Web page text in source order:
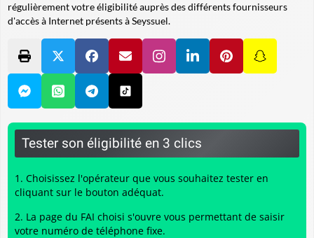
régulièrement votre éligibilité auprès des différents fournisseurs
d'accès à Internet présents à Seyssuel.
Tester son éligibilité en 3 clics
Choisissez l'opérateur que vous souhaitez tester en
cliquant sur le bouton adéquat.
La page du FAI choisi s'ouvre vous permettant de saisir
votre numéro de téléphone fixe.